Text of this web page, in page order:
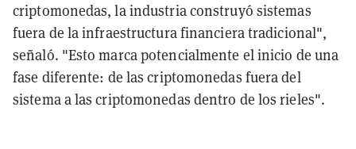
criptomonedas, la industria construyó sistemas
fuera de la infraestructura financiera tradicional",
señaló. "Esto marca potencialmente el inicio de una
fase diferente: de las criptomonedas fuera del
sistema a las criptomonedas dentro de los rieles".